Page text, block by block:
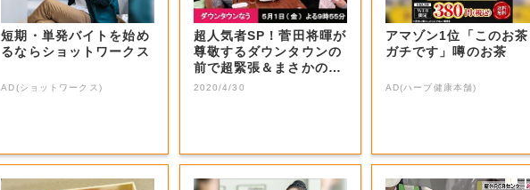
短期・単発バイトを始め
るならショットワークス
AD(ショットワークス)
超人気者SP！菅田将暉が
尊敬するダウンタウンの
前で超緊張＆まさかの大
号泣！思いを...
2020/4/30
アマゾン1位「このお茶
ガチです」噂のお茶
AD(ハーブ健康本舗)